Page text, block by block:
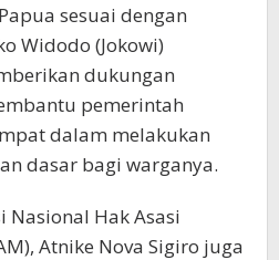
sesuai dengan
Widodo (Jokowi)
dukungan
pemerintah
dalam melakukan
dasar bagi warganya.
Nasional Hak Asasi
Atnike Nova Sigiro juga